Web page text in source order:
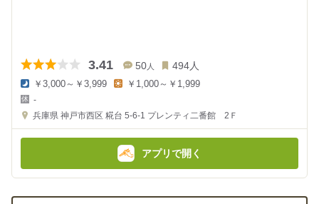
3.41 50人 494人
夜
の
金
￥3,000～￥3,999
金
額
￥1,000～￥1,999
-
兵庫県 神戸市西区 糀台 5-6-1 プレンティ二番館 2Ｆ
アプリで開く